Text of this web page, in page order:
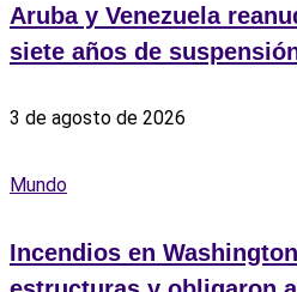
Aruba y Venezuela
siete años de
3 de agosto de 2026
Mundo
Incendios en